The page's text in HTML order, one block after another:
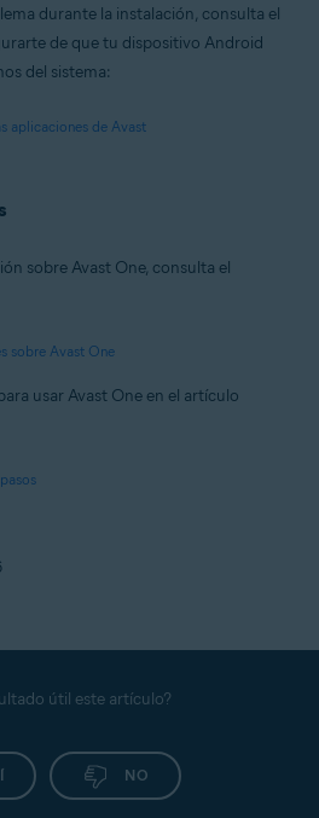
durante la instalación, consulta el
de que tu dispositivo Android
del sistema:
aplicaciones de Avast
sobre Avast One, consulta el
sobre Avast One
usar Avast One en el artículo
útil este artículo?
NO